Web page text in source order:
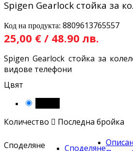
Spigen Gearlock стойка за
Код на продукта: 8809613765557
25,00 € / 48.90 лв.
Spigen Gearlock стойка за
видове телефони
Цвят
Количество  Последна бройка
Споделяне
Споделяне